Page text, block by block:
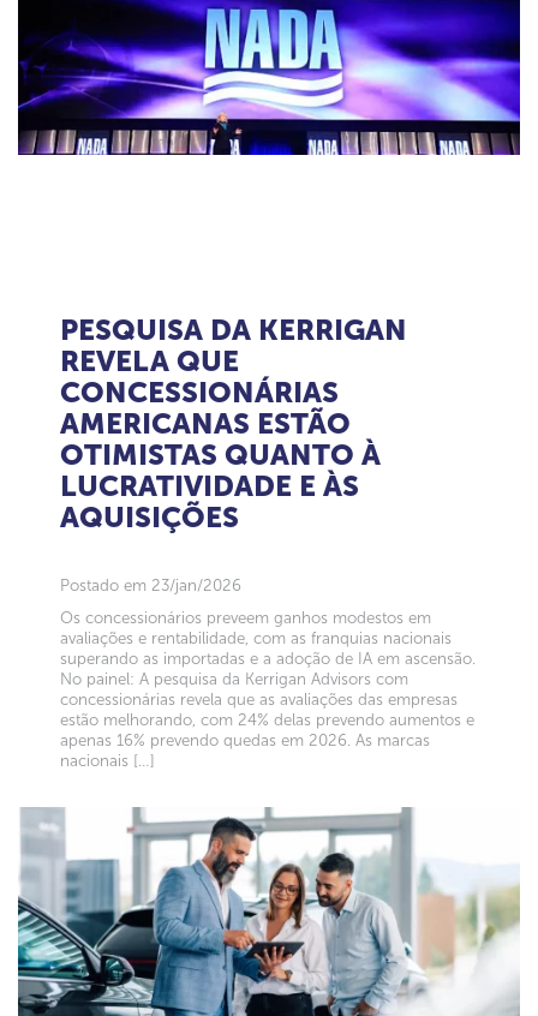
PESQUISA DA KERRIGAN
REVELA QUE
CONCESSIONÁRIAS
AMERICANAS ESTÃO
OTIMISTAS QUANTO À
LUCRATIVIDADE E ÀS
AQUISIÇÕES
Postado em 23/jan/2026
Os concessionários preveem ganhos modestos em
avaliações e rentabilidade, com as franquias nacionais
superando as importadas e a adoção de IA em ascensão.
No painel: A pesquisa da Kerrigan Advisors com
concessionárias revela que as avaliações das empresas
estão melhorando, com 24% delas prevendo aumentos e
apenas 16% prevendo quedas em 2026. As marcas
nacionais […]